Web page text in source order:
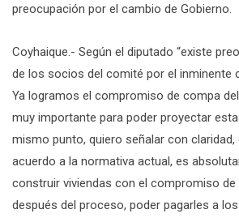
preocupación por el cambio de Gobierno.
Coyhaique.- Según el diputado “existe
de los socios del comité por el inminente
Ya logramos el compromiso de compa
muy importante para poder proyectar
mismo punto, quiero señalar con claridad,
acuerdo a la normativa actual, es
construir viviendas con el compromiso
después del proceso, poder pagarles a